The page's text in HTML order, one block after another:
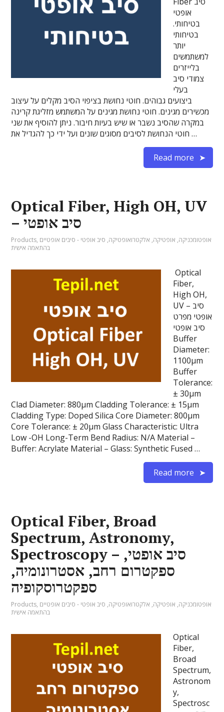
אופטי
בטיחותי.
בטיחותי
יותר
למשתמשים
בלייזרים
צמודי סיב
בעלי
ביצועים גבוהים. חוטי נחושת בציפוי הסיב מקלים על עיצוב
מכשירים מגינים. חוטי נחושת מגינים על המשתמש מזליגת קרינה
במקרה שהסיב נשבר או שיש בעיות חיבור. ניתן להוסיף את שני
חוטי הנחושת לסיבים מסוגים שונים ועל ידי כך להגדיל את …
Read more
Optical Fiber, High OH, UV
– סיב אופטי
Products, אופטומכניקה, אופטיקה, אלקטרואופטיקה, סיב אופטי - סיבים אופטיים
בהתאמה אישית
Optical
Fiber,
High OH,
UV – סיב
אופטי מפרט
סיב אופטי
Buffer
Diameter:
1100µm
Buffer
Tolerance:
± 30µm
Clad Diameter: 880µm Cladding Tolerance: ± 15µm
Cladding Type: Doped Silica Core Diameter: 800µm
Core Tolerance: ± 20µm Glass Characteristic: Ultra
Low -OH Long-Term Bend Radius: N/A Material –
Buffer: Acrylate Material – Glass: Synthetic Fused …
Read more
Optical Fiber, Broad
Spectrum, Astronomy,
Spectroscopy – סיב אופטי,
ספקטרום רחב, אסטרונומיה,
ספקטרוסקופיה
Products, אופטומכניקה, אופטיקה, אלקטרואופטיקה, סיב אופטי - סיבים אופטיים
בהתאמה אישית
Optical
Fiber,
Broad
Spectrum,
Astronom
y,
Spectrosc